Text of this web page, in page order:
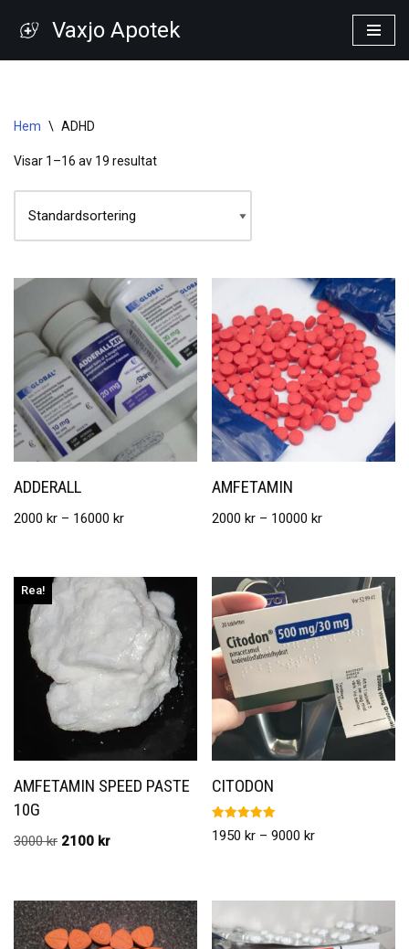
Vaxjo Apotek
Hem \ ADHD
Visar 1–16 av 19 resultat
ADDERALL
2000 kr – 16000 kr
AMFETAMIN
2000kr – 10000kr
Rea!
AMFETAMIN SPEED PASTE
10G
3000kr 2100 kr
CITODON
Betygsatt
5.00
1950kr – 9000kr